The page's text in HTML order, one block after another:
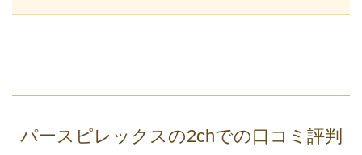
パースピレックスの2chでの口コミ評判